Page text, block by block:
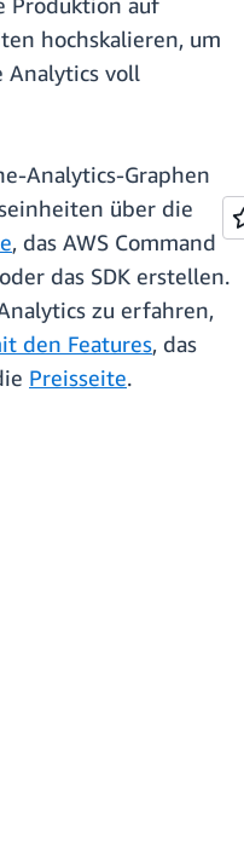
hochskalieren, um
Analytics voll
Analytics-Graphen
über die
, das AWS Command
das SDK erstellen.
zu erfahren,
den Features, das
Preisseite.